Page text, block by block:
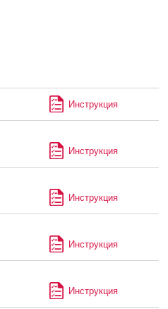
Инструкция
Инструкция
Инструкция
Инструкция
Инструкция